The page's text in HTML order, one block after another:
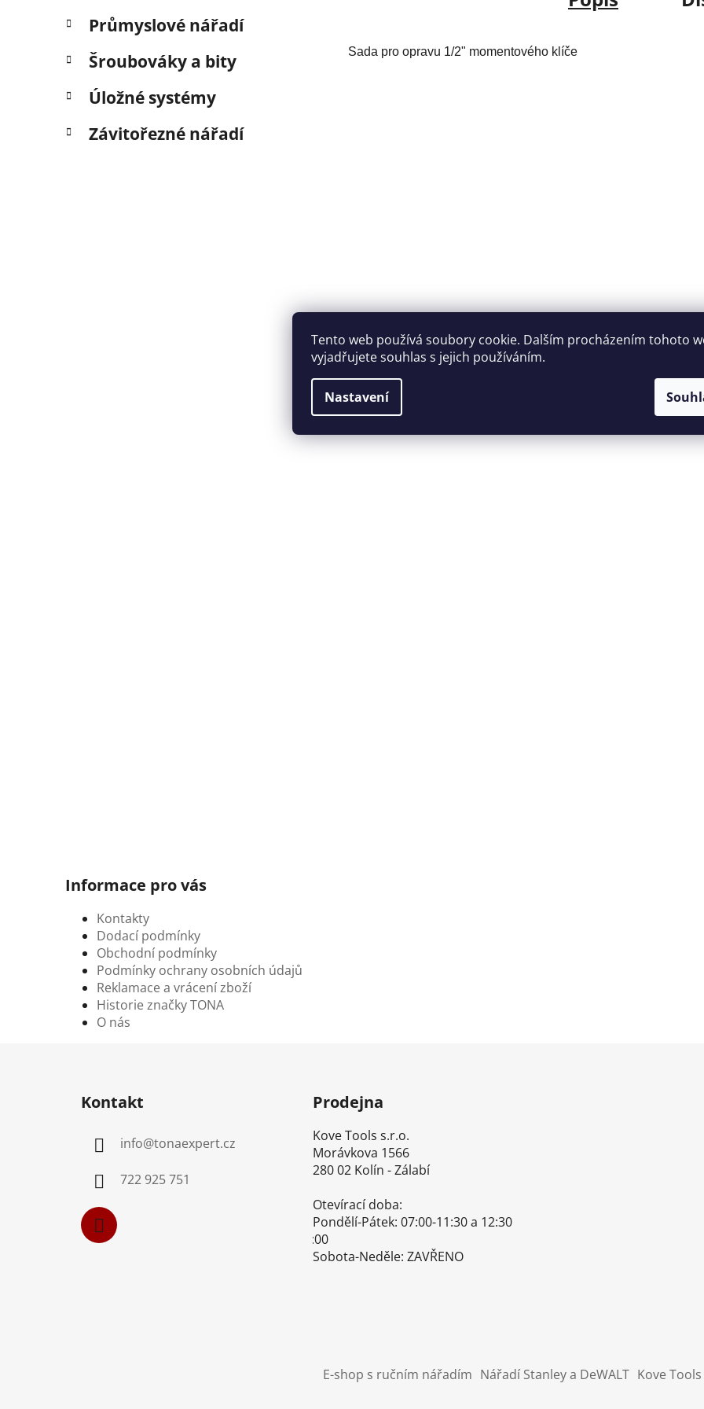
Tento web používá soubory cookie. Dalším procházením tohoto
vyjadřujete souhlas s jejich používáním.
Nastavení
Průmyslové nářadí
Šroubováky a bity
Úložné systémy
Závitořezné nářadí
Informace pro vás
Kontakty
Dodací podmínky
Obchodní podmínky
Podmínky ochrany osobních údajů
Reklamace a vrácení zboží
Historie značky TONA
O nás
Sada pro opravu 1/2" momentového klíče
Kontakt
info@tonaexpert.cz
722 925 751
Prodejna
Kove Tools s.r.o.
Morávkova 1566
280 02 Kolín - Zálabí
Otevírací doba:
Pondělí-Pátek: 07:00-11:30 a 12:30-
16:00
Sobota-Neděle: ZAVŘENO
E-shop s ručním nářadím Nářadí Stanley a DeWALT Kove